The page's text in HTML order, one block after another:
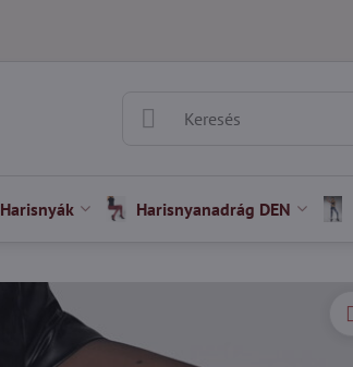
Harisnyák Harisnyanadrág DEN